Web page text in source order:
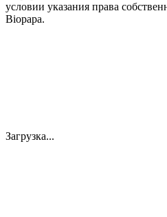
условии указания права
Biopapa.
Загрузка...